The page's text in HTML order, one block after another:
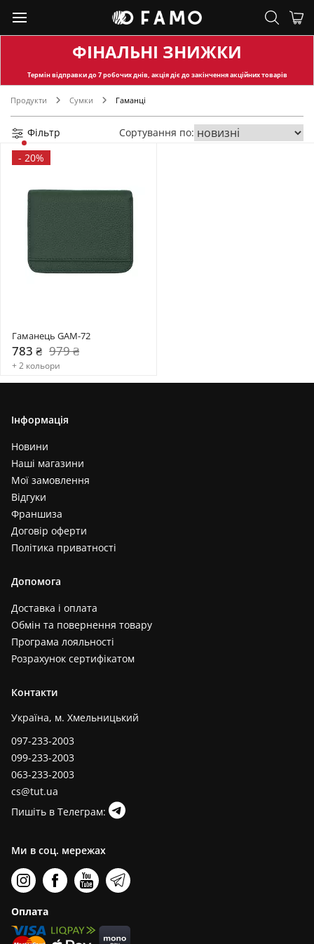
ФІНАЛЬНІ ЗНИЖКИ
Термін відправкидо 7 робочих днів, акція діє до закінчення акційних товарів
Продукти Сумки Гаманці
Фільтр
Сортування по:
- 20%
Гаманець GAM-72
783 ₴ 979 ₴
+ 2 кольори
Інформація
Новини
Наші магазини
Мої замовлення
Відгуки
Франшиза
Договір оферти
Політика приватності
Допомога
Доставка і оплата
Обмін та повернення товару
Програма лояльності
Розрахунок сертифікатом
Контакти
Україна, м. Хмельницький
097-233-2003
099-233-2003
063-233-2003
cs@tut.ua
Пишіть в Телеграм:
Ми в соц. мережах
Оплата